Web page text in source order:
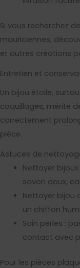
Si vous recherchez
mauriciennes,
et autres créations
Entretien et
Un bijou étoile,
coquillages, mérite
correctement
pièce.
Astuces de
Nettoyer
savon doux,
Nettoyer bijou
un chiffon
Soin perles :
contact avec
Pour les pièces